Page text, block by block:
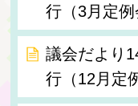
行（3月定例
議会だより
行（12月定